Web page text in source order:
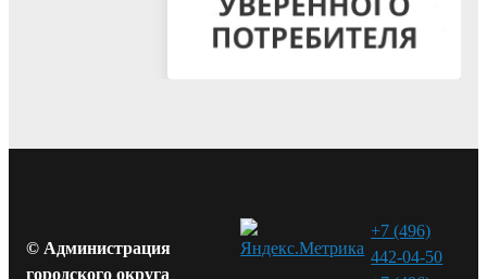
© Администрация
городского округа
+7 (496)
442-04-50